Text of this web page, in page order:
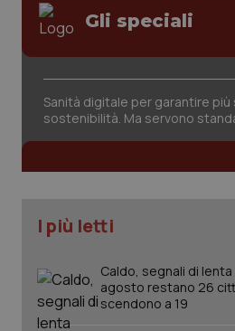
Salute orale & impianti
Tiroide
Tumori gastrointestinali
Gli speciali
Sanità digitale per garantire più
sostenibilità. Ma servono
I più letti
Caldo, segnali di
agosto restano 26
scendono a 19
VISITOR_PRIVACY_METADATA
CookieScriptConsent